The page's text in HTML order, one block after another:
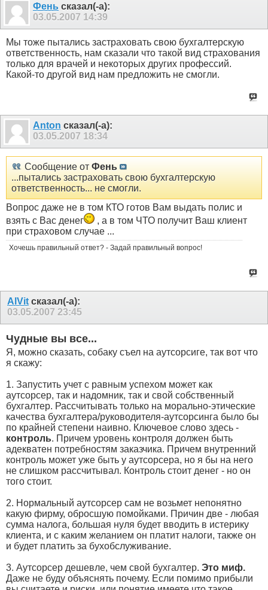
Фень сказал(-а):
03.05.2007 14:39
Мы тоже пытались застраховать свою бухгалтерскую
ответственность, нам сказали что такой вид страхования
только для врачей и некоторых других профессий.
Какой-то другой вид нам предложить не смогли.
Anton сказал(-а):
03.05.2007 18:34
Сообщение от Фень
...пытались застраховать свою бухгалтерскую
ответственность... не смогли.
Вопрос даже не в том КТО готов Вам выдать полис и
взять с Вас денег
, а в том ЧТО получит Ваш клиент
при страховом случае ...
Хочешь правильный ответ? - Задай правильный вопрос!
AlVit сказал(-а):
03.05.2007 23:45
Чудные вы все...
Я, можно сказать, собаку съел на аутсорсиге, так вот что
я скажу:
1. Запустить учет с равным успехом может как
аутсорсер, так и надомник, так и свой собственный
бухгалтер. Рассчитывать только на морально-этические
качества бухгалтера/руководителя-аутсорсинга было бы
по крайней степени наивно. Ключевое слово здесь -
контроль. Причем уровень контроля должен быть
адекватен потребностям заказчика. Причем внутренний
контроль может уже быть у аутсорсера, но я бы на него
не слишком рассчитывал. Контроль стоит денег - но он
того стоит.
2. Нормальный аутсорсер сам не возьмет непонятно
какую фирму, обросшую помойками. Причин две - любая
сумма налога, большая нуля будет вводить в истерику
клиента, и с каким желанием он платит налоги, также он
и будет платить за бухобслуживание.
3. Аутсорсер дешевле, чем свой бухгалтер. Это миф.
Даже не буду объяснять почему. Если помимо прибыли